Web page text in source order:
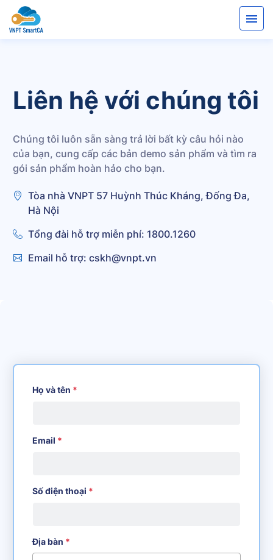
Liên hệ với chúng tôi
Chúng tôi luôn sẵn sàng trả lời bất kỳ câu hỏi nào
của bạn, cung cấp các bản demo sản phẩm và tìm ra
gói sản phẩm hoàn hảo cho bạn.
Tòa nhà VNPT 57 Huỳnh Thúc Kháng, Đống Đa,
Hà Nội
Tổng đài hỗ trợ miễn phí: 1800.1260
Email hỗ trợ: cskh@vnpt.vn
Họ và tên *
Email *
Số điện thoại *
Địa bàn *